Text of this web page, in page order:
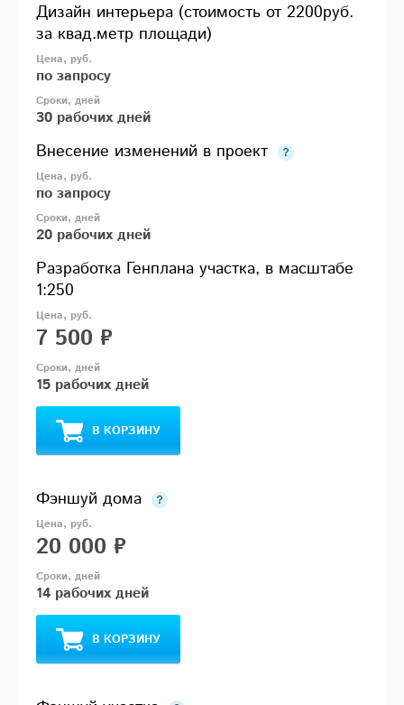
Дизайн интерьера (стоимость от 2200руб.
за квад.метр площади)
по запросу
30 рабочих дней
Внесение изменений в проект
по запросу
20 рабочих дней
Разработка Генплана участка, в масштабе
1:250
7 500 ₽
15 рабочих дней
В КОРЗИНУ
Фэншуй дома
20 000 ₽
14 рабочих дней
В КОРЗИНУ